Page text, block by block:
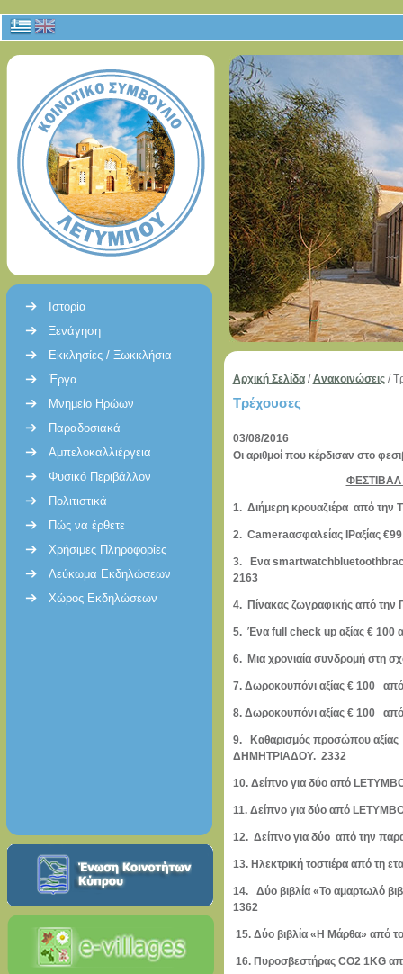
Ιστορία
Ξενάγηση
Εκκλησίες / Ξωκκλήσια
Έργα
Μνημείο Ηρώων
Παραδοσιακά
Αμπελοκαλλιέργεια
Φυσικό Περιβάλλον
Πολιτιστικά
Πώς να έρθετε
Χρήσιμες Πληροφορίες
Λεύκωμα Εκδηλώσεων
Χώρος Εκδηλώσεων
Αρχική Σελίδα/Ανακοινώσεις/
Τρέχουσες
03/08/2016
Οι αριθμοί που κέρδισαν στο
ΦΕΣΤΙΒΑΛ
1. Διήμερη κρουαζιέρα
2. Cameraασφαλείας IPαξίας
3. Ενα smartwatchbluetooth
2163
4. Πίνακας ζωγραφικής
5. Ένα full check up αξίας €
6. Μια χρονιαία συνδρομή
7. Δωροκουπόνι αξίας € 100
8. Δωροκουπόνι αξίας € 100
9. Καθαρισμός προσώπου αξίας
ΔΗΜΗΤΡΙΑΔΟΥ. 2332
10. Δείπνο για δύο από
11. Δείπνο για δύο από
12. Δείπνο για δύο από την
13. Ηλεκτρική τοστιέρα από τη
14. Δύο βιβλία «Το αμαρτωλό
1362
15. Δύο βιβλία «Η Μάρθα»
16. Πυροσβεστήρας CO2 1KG